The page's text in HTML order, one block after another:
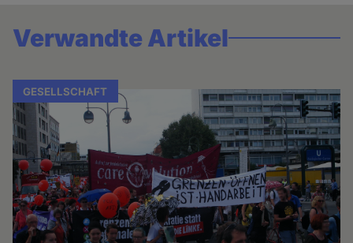
Verwandte Artikel
GESELLSCHAFT